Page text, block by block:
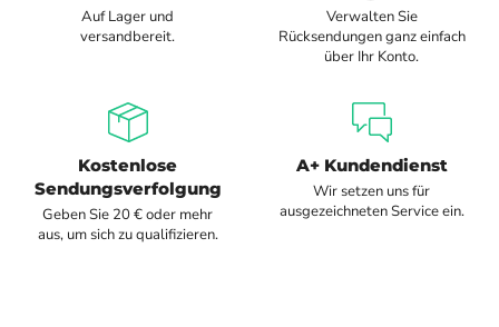
Auf Lager und
versandbereit.
Verwalten Sie
Rücksendungen ganz einfach
über Ihr Konto.
Kostenlose
Sendungsverfolgung
Geben Sie 20 € oder mehr
aus, um sich zu qualifizieren.
A+ Kundendienst
Wir setzen uns für
ausgezeichneten Service ein.